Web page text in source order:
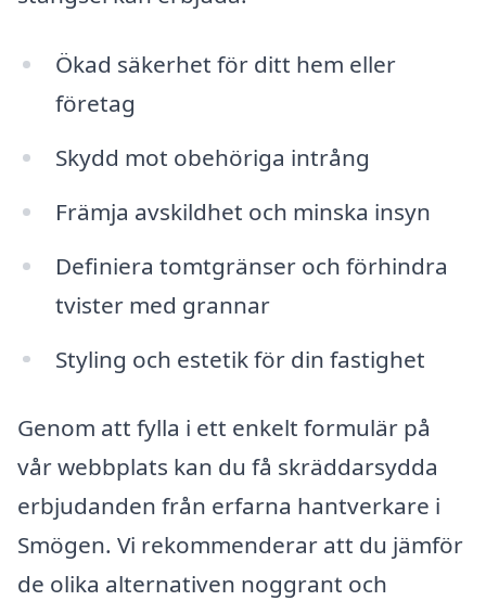
Ökad säkerhet för ditt hem eller
företag
Skydd mot obehöriga intrång
Främja avskildhet och minska insyn
Definiera tomtgränser och förhindra
tvister med grannar
Styling och estetik för din fastighet
Genom att fylla i ett enkelt formulär på
vår webbplats kan du få skräddarsydda
erbjudanden från erfarna hantverkare i
Smögen. Vi rekommenderar att du jämför
de olika alternativen noggrant och